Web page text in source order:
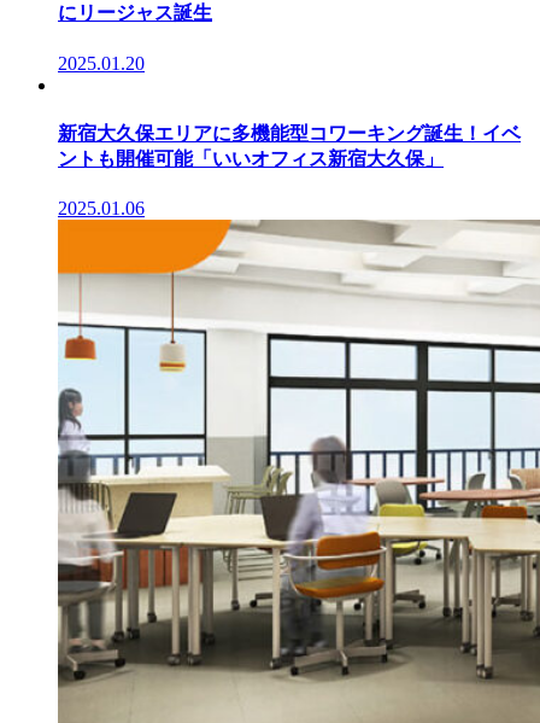
にリージャス誕生
2025.01.20
新宿大久保エリアに多機能型コワーキング誕生！イベ
ントも開催可能「いいオフィス新宿大久保」
2025.01.06